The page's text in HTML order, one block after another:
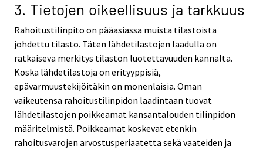
3. Tietojen oikeellisuus ja tarkkuus
Rahoitustilinpito on pääasiassa muista tilastoista
johdettu tilasto. Täten lähdetilastojen laadulla on
ratkaiseva merkitys tilaston luotettavuuden kannalta.
Koska lähdetilastoja on erityyppisiä,
epävarmuustekijöitäkin on monenlaisia. Oman
vaikeutensa rahoitustilinpidon laadintaan tuovat
lähdetilastojen poikkeamat kansantalouden tilinpidon
määritelmistä. Poikkeamat koskevat etenkin
rahoitusvarojen arvostusperiaatetta sekä vaateiden ja